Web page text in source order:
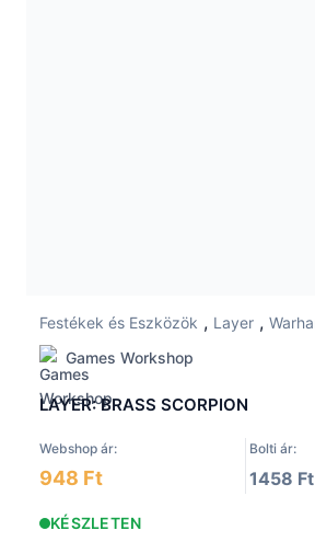
Festékek és Eszközök , Layer ,
Games Workshop
LAYER: BRASS SCORPION
Webshop ár: Bolti ár:
948 Ft 1458 Ft
KÉSZLETEN